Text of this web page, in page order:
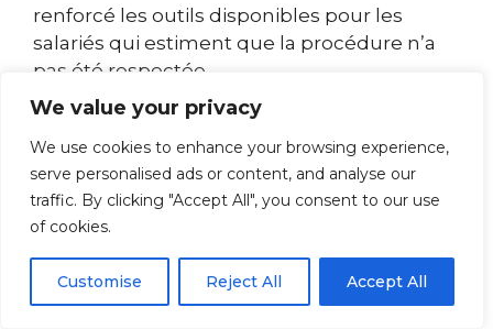
We value your privacy
We use cookies to enhance your browsing experience,
serve personalised ads or content, and analyse our
traffic. By clicking "Accept All", you consent to our use
of cookies.
Customise Reject All Accept All
renforcé les outils disponibles pour les
salariés qui estiment que la procédure n’a
pas été respectée.
La contestation devant le
Conseil de Prud’hommes
LeConseil de Prud’hommes
individuels liés à unerupture de contrat de
travail. Une procédure accélérée a été